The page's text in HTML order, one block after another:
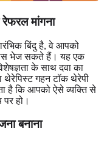
मांगना
बिंदु है, वे आपको
भेज सकते हैं। यह एक
के साथ दवा का
थेरेपिस्ट गहन टॉक थेरेपी
है कि आपको ऐसे व्यक्ति से
हो।
बनाना